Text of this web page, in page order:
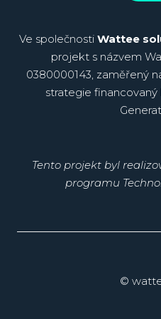
Ve společnosti Wattee
projekt s názvem
0380000143, zaměřený
strategie financovaný
Tento projekt byl
programu
©